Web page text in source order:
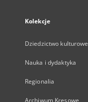
Kolekcje
Dziedzictwo kulturowe
Nauka i dydaktyka
Regionalia
Archiwum Kresowe